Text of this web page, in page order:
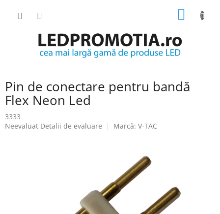
COŞ
Pin de conectare pentru bandă
Flex Neon Led
3333
Evaluarea
Neevaluat Detalii de evaluare Marcă: V-TAC